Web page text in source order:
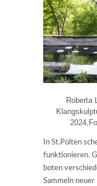
Roberta
In St.Pölten
funktionieren.
boten
Sammeln